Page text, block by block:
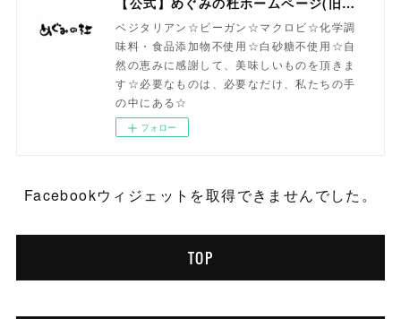
ベジタリアン☆ビーガン☆マクロビ☆化学調
味料・食品添加物不使用☆白砂糖不使用☆自
然の恵みに感謝して、美味しいものを頂きま
す☆必要なものは、必要なだけ、私たちの手
の中にある☆
フォロー
Facebookウィジェットを取得できませんでした。
TOP